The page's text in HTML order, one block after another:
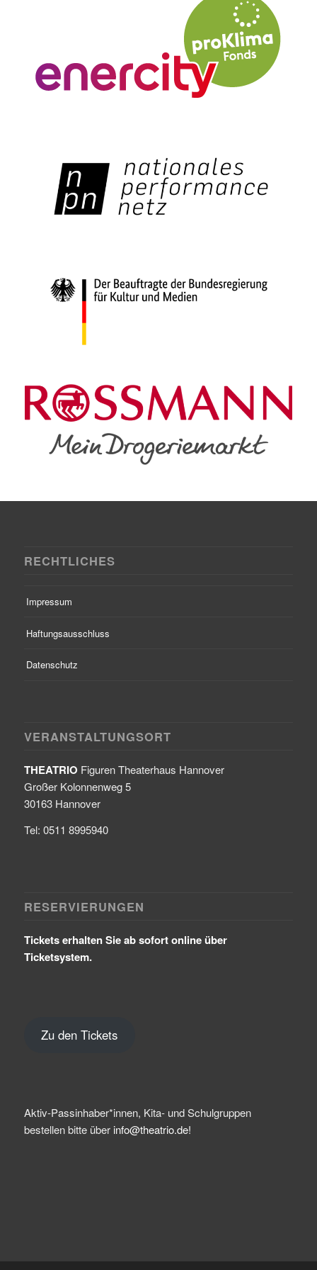
RECHTLICHES
Impressum
Haftungsausschluss
Datenschutz
VERANSTALTUNGSORT
THEATRIO Figuren Theaterhaus Hannover
Großer Kolonnenweg 5
30163 Hannover
Tel: 0511 8995940
RESERVIERUNGEN
Tickets erhalten Sie ab sofort online über
Ticketsystem.
Zu den Tickets
Aktiv-Passinhaber*innen, Kita- und Schulgruppen
bestellen bitte über info@theatrio.de!